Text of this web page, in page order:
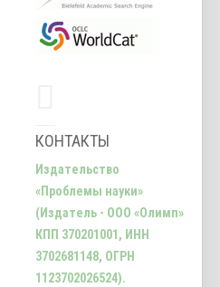
КОНТАКТЫ
Издательство
«Проблемы науки»
(Издатель - ООО «Олимп»
КПП 370201001, ИНН
3702681148, ОГРН
1123702026524).